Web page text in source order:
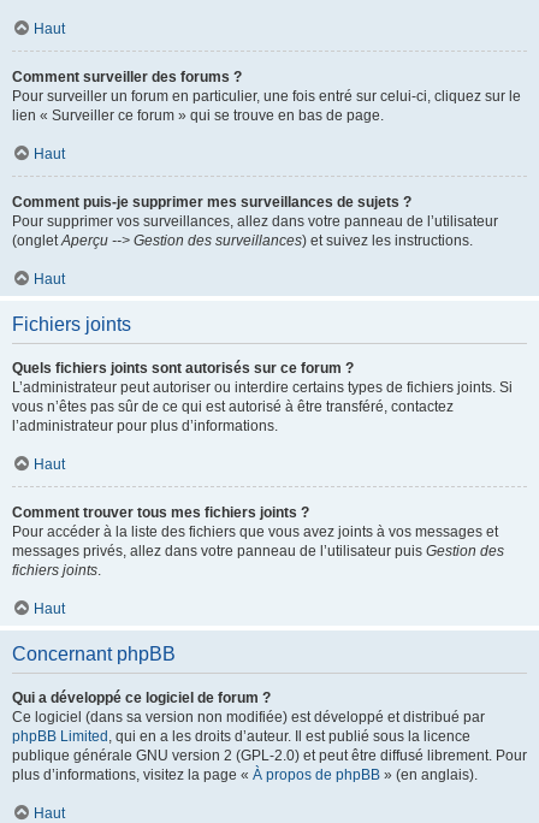
Haut
Comment surveiller des forums ?
Pour surveiller un forum en particulier, une fois entré sur celui-ci, cliquez sur le
lien « Surveiller ce forum » qui se trouve en bas de page.
Haut
Comment puis-je supprimer mes surveillances de sujets ?
Pour supprimer vos surveillances, allez dans votre panneau de l’utilisateur
(ongletAperçu --> Gestion des surveillances) et suivez les instructions.
Haut
Fichiers joints
Quels fichiers joints sont autorisés sur ce forum ?
L’administrateur peut autoriser ou interdire certains types de fichiers joints. Si
vous n’êtes pas sûr de ce qui est autorisé à être transféré, contactez
l’administrateur pour plus d’informations.
Haut
Comment trouver tous mes fichiers joints ?
Pour accéder à la liste des fichiers que vous avez joints à vos messages et
messages privés, allez dans votre panneau de l’utilisateur puis Gestion des
fichiers joints.
Haut
Concernant phpBB
Qui a développé ce logiciel de forum ?
Ce logiciel (dans sa version non modifiée) est développé et distribué par
phpBB Limited , qui en a les droits d’auteur. Il est publié sous la licence
publique générale GNU version 2 (GPL-2.0) et peut être diffusé librement. Pour
plus d’informations, visitez la page « À propos de phpBB » (en anglais).
Haut